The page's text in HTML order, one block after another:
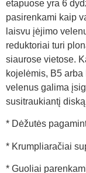
etapuose yra 6
pasirenkami kaip
laisvu įėjimo
reduktoriai turi
siaurose vietose.
kojelėmis, B5
velenus galima
susitraukiantį
* Dėžutės
* Krumpliaračiai
* Guoliai